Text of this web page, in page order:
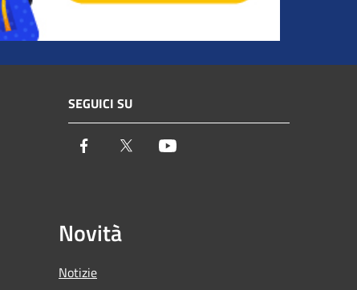
SEGUICI SU
Facebook Twitter
Novità
Notizie